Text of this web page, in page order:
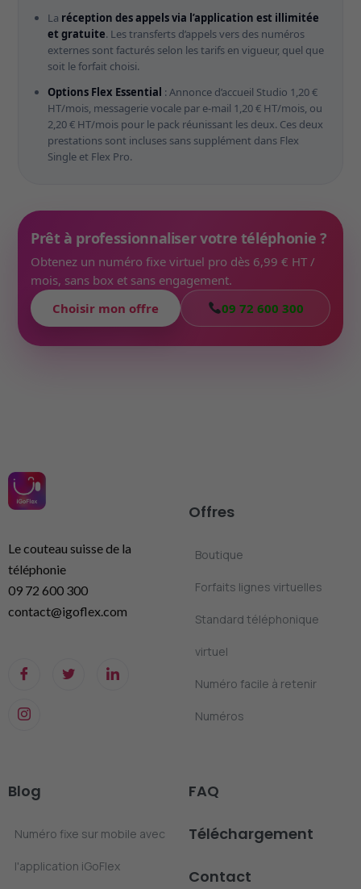
La réception des appels via l’application est illimitée
et gratuite. Les transferts d’appels vers des numéros
externes sont facturés selon les tarifs en vigueur, quel que
soit le forfait choisi.
Options Flex Essential : Annonce d’accueil Studio 1,20 €
HT/mois, messagerie vocale par e-mail 1,20 € HT/mois, ou
2,20 € HT/mois pour le pack réunissant les deux. Ces deux
prestations sont incluses sans supplément dans Flex
Single et Flex Pro.
Prêt à professionnaliser votre téléphonie ?
Obtenez un numéro fixe virtuel pro dès 6,99 € HT /
mois, sans box et sans engagement.
Choisir mon offre
09 72 600 300
Le couteau suisse de la
téléphonie
09 72 600 300
contact@igoflex.com
Offres
Boutique
Forfaits lignes virtuelles
Standard téléphonique
virtuel
Numéro facile à retenir
Numéros
Blog
Numéro fixe sur mobile avec
l'application iGoFlex
FAQ
Téléchargement
Contact